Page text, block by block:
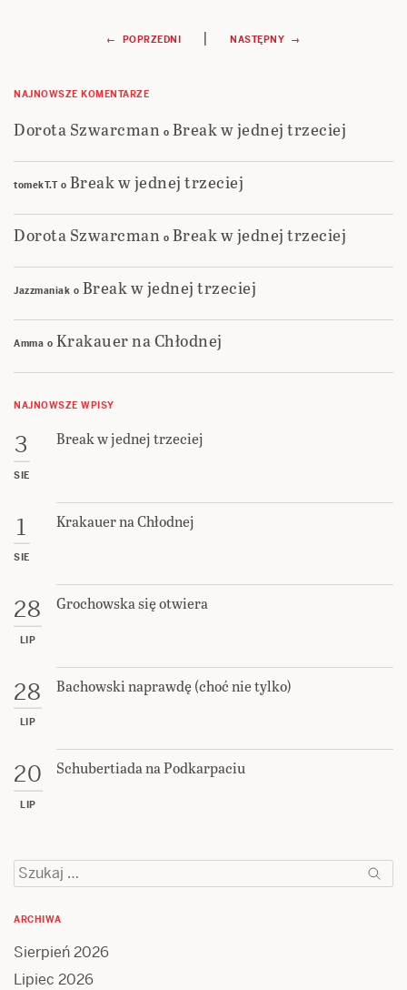
Nawigacja
wpisu
← POPRZEDNI | NASTĘPNY →
NAJNOWSZE KOMENTARZE
Dorota Szwarcman o Break w jednej trzeciej
tomekT.To Break w jednej trzeciej
Dorota Szwarcman o Break w jednej trzeciej
Jazzmaniak o Break w jednej trzeciej
Amma o Krakauer na Chłodnej
NAJNOWSZE WPISY
3
SIE
Break w jednej trzeciej
1
SIE
Krakauer na Chłodnej
28
LIP
Grochowska się otwiera
28
LIP
Bachowski naprawdę (choć nie tylko)
20
LIP
Schubertiada na Podkarpaciu
Szukaj:
ARCHIWA
Sierpień 2026
Lipiec 2026